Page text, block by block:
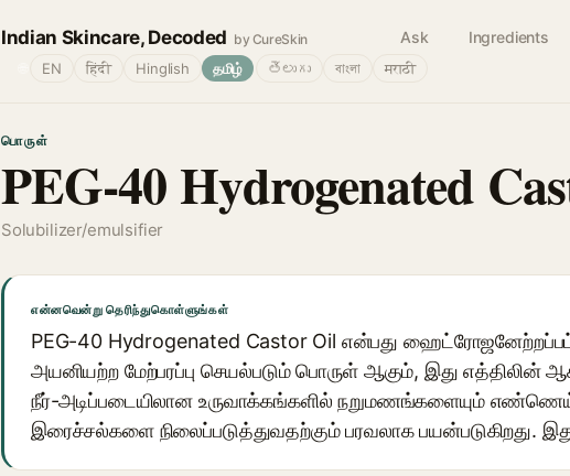
Indian Skincare, Decoded by CureSkin Ask Ingredients
EN हिंदी Hinglish தமிழ் తెలుగు বাংলা मराठी
பொருள்
PEG-40 Hydrogenated
Solubilizer/emulsifier
என்னவென்று தெரிந்துகொள்ளுங்கள்
PEG-40 Hydrogenated Castor Oil என்பது
அயனியற்ற மேற்பரப்பு செயல்படும் பொருள் ஆகும், இது எத்திலின்
நீர்-அடிப்படையிலான உருவாக்கங்களில் நறுமணங்களையும்
இரைச்சல்களை நிலைப்படுத்துவதற்கும் பரவலாக பயன்படுகிறது.